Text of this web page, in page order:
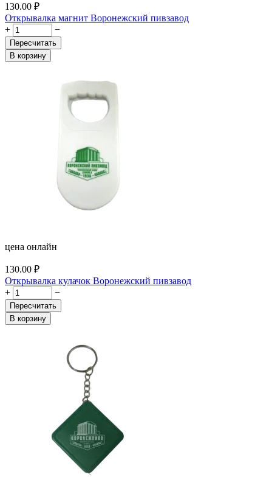
130.00 ₽
Открывалка магнит Воронежский пивзавод
+
−
Пересчитать
В корзину
цена онлайн
130.00 ₽
Открывалка кулачок Воронежский пивзавод
+
−
Пересчитать
В корзину